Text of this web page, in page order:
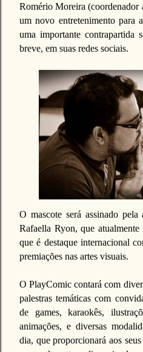
Romério Moreira (coordenador
um novo entretenimento para
uma importante contrapartida
breve, em suas redes sociais.
O mascote será assinado pela
Rafaella Ryon, que
que é destaque internacional
premiações nas artes visuais.
O PlayComic contará com
palestras temáticas com
de games, karaokês,
animações, e diversas
dia, que proporcionará aos